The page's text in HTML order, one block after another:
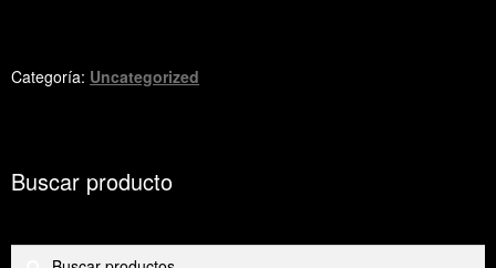
Categoría: Uncategorized
Buscar producto
Buscar
Buscar